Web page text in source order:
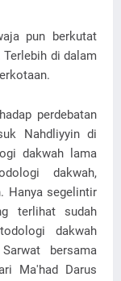
pun berkutat
di dalam
perdebatan
Nahdliyyin di
dakwah lama
dakwah,
Hanya segelintir
terlihat sudah
dakwah
bersama
Ma'had Darus